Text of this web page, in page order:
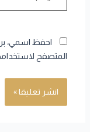
احفظ اسمي،
المتصفح